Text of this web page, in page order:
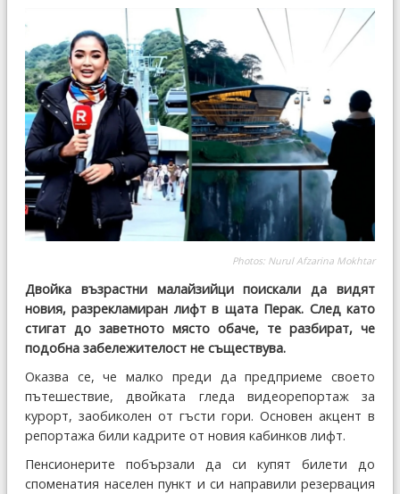
Photos: Nurul Afzarina Mokhtar
Двойка възрастни малайзийци поискали да видят
новия, разрекламиран лифт в щата Перак. След като
стигат до заветното място обаче, те разбират, че
подобна забележителост не съществува.
Оказва се, че малко преди да предприеме своето
пътешествие, двойката гледа видеорепортаж за
курорт, заобиколен от гъсти гори. Основен акцент в
репортажа били кадрите от новия кабинков лифт.
Пенсионерите побързали да си купят билети до
споменатия населен пункт и си направили резервация